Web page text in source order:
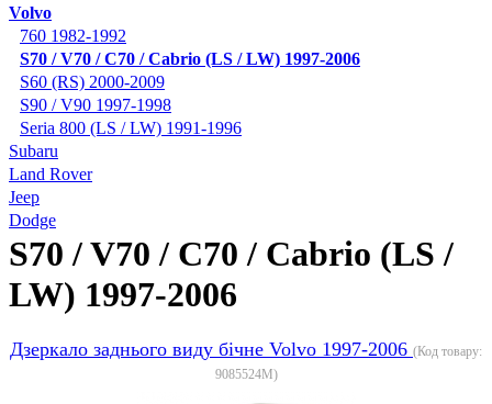
Volvo
760 1982-1992
S70 / V70 / C70 / Cabrio (LS / LW) 1997-2006
S60 (RS) 2000-2009
S90 / V90 1997-1998
Seria 800 (LS / LW) 1991-1996
Subaru
Land Rover
Jeep
Dodge
S70 / V70 / C70 / Cabrio (LS /
LW) 1997-2006
Дзеркало заднього виду бічне Volvo 1997-2006 (Код товару:
9085524M)